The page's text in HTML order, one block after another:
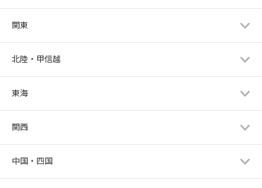
関東
北陸・甲信越
東海
関西
中国・四国